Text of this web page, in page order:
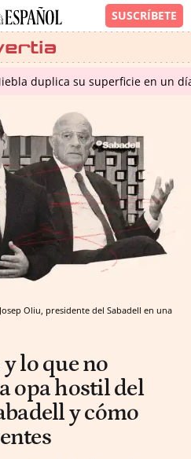
duplica su superficie en un
Oliu, presidente del Sabadell en una
lo que no
opa hostil del
y cómo